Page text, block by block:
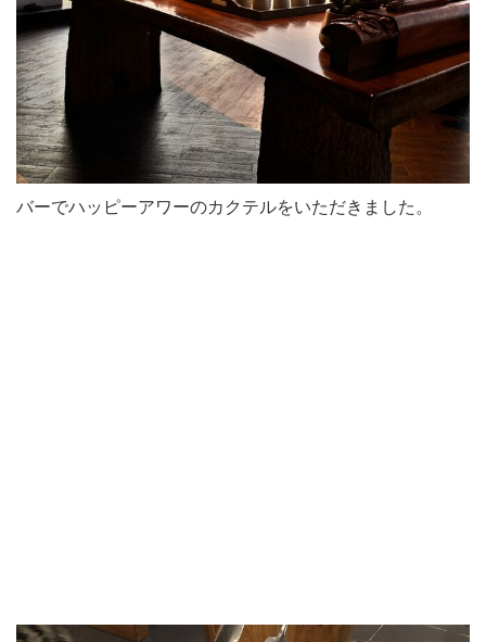
バーでハッピーアワーのカクテルをいただきました。